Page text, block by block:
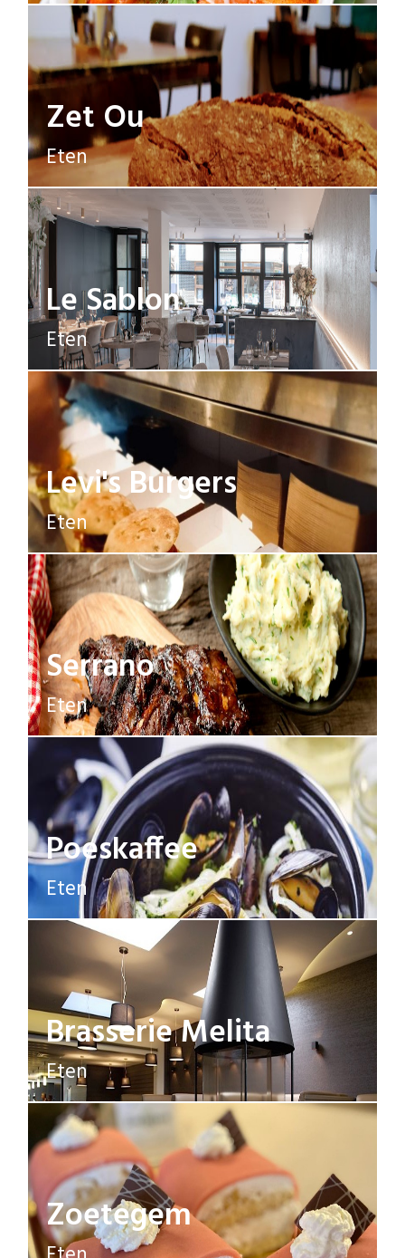
Zet Ou
Eten
Le Sablon
Eten
Levi's Burgers
Eten
Serrano
Eten
Poeskaffee
Eten
Brasserie Melita
Eten
Zoetegem